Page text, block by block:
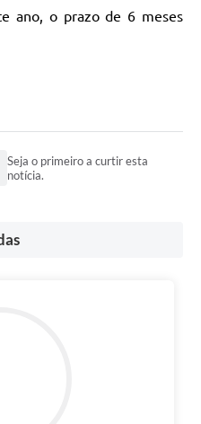
ano, o prazo de 6 meses
Seja o primeiro a curtir esta
notícia.